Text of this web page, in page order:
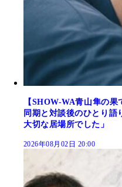
【SHOW-WA青山隼の
同期と対談後のひとり語
大切な居場所でした」
2026年08月02日 20:00